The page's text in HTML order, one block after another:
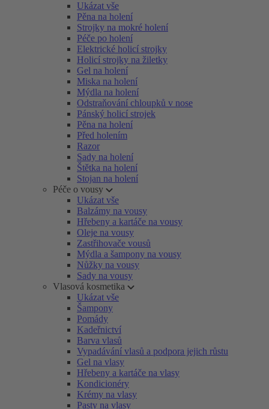
Ukázat vše
Pěna na holení
Strojky na mokré holení
Péče po holení
Elektrické holicí strojky
Holicí strojky na žiletky
Gel na holení
Miska na holení
Mýdla na holení
Odstraňování chloupků v nose
Pánský holicí strojek
Pěna na holení
Před holením
Razor
Sady na holení
Štětka na holení
Stojan na holení
Péče o vousy
Ukázat vše
Balzámy na vousy
Hřebeny a kartáče na vousy
Oleje na vousy
Zastřihovače vousů
Mýdla a šampony na vousy
Nůžky na vousy
Sady na vousy
Vlasová kosmetika
Ukázat vše
Šampony
Pomády
Kadeřnictví
Barva vlasů
Vypadávání vlasů a podpora jejich růstu
Gel na vlasy
Hřebeny a kartáče na vlasy
Kondicionéry
Krémy na vlasy
Pasty na vlasy